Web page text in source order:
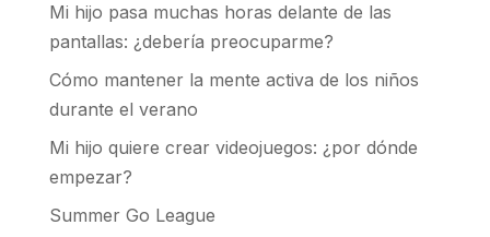
Mi hijo pasa muchas horas delante de las
pantallas: ¿debería preocuparme?
Cómo mantener la mente activa de los niños
durante el verano
Mi hijo quiere crear videojuegos: ¿por dónde
empezar?
Summer Go League